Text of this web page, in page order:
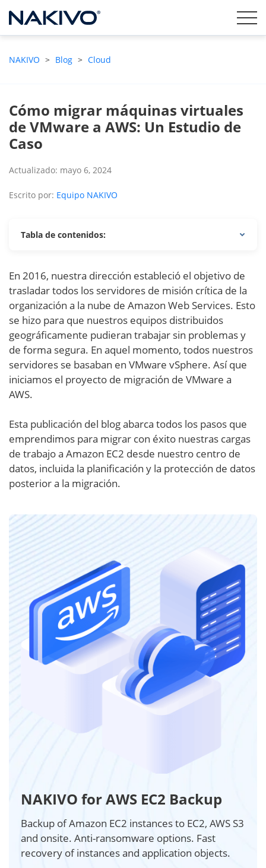
NAKIVO > Blog > Cloud
Cómo migrar máquinas virtuales
de VMware a AWS: Un Estudio de
Caso
Actualizado: mayo 6, 2024
Escrito por: Equipo NAKIVO
Tabla de contenidos:
En 2016, nuestra dirección estableció el objetivo de
trasladar todos los servidores de misión crítica de la
organización a la nube de Amazon Web Services. Esto
se hizo para que nuestros equipos distribuidos
geográficamente pudieran trabajar sin problemas y
de forma segura. En aquel momento, todos nuestros
servidores se basaban en VMware vSphere. Así que
iniciamos el proyecto de migración de VMware a
AWS.
Esta publicación del blog abarca todos los pasos que
emprendimos para migrar con éxito nuestras cargas
de trabajo a Amazon EC2 desde nuestro centro de
datos, incluida la planificación y la protección de datos
posterior a la migración.
NAKIVO for AWS EC2 Backup
Backup of Amazon EC2 instances to EC2, AWS S3
and onsite. Anti-ransomware options. Fast
recovery of instances and application objects.